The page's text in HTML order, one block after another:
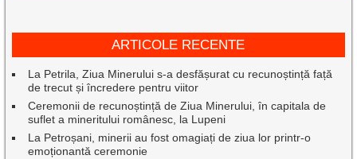
ARTICOLE RECENTE
La Petrila, Ziua Minerului s-a desfășurat cu recunoștință față
de trecut și încredere pentru viitor
Ceremonii de recunoștință de Ziua Minerului, în capitala de
suflet a mineritului românesc, la Lupeni
La Petroșani, minerii au fost omagiați de ziua lor printr-o
emoționantă ceremonie